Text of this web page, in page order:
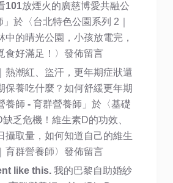
101放煙火的廣慈博愛共融公
」於〈台北特色公園系列 2｜
中的晴光公園，小孩放電完，
食好滿足！ 〉發佈留言
熱潮紅、盜汗，更年期症狀還
保養吃什麼？如何舒緩更年期
養師 - 育群營養師 」於〈基礎
乏危機！維生素D的功效、
攝取量，如何知道自己的維生
育群營養師〉發佈留言
like this. 我的巴黎自助婚紗